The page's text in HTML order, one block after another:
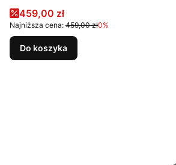
Cena promocyjna
459,00 zł
Najniższa cena: 459,00 zł0%
Do koszyka